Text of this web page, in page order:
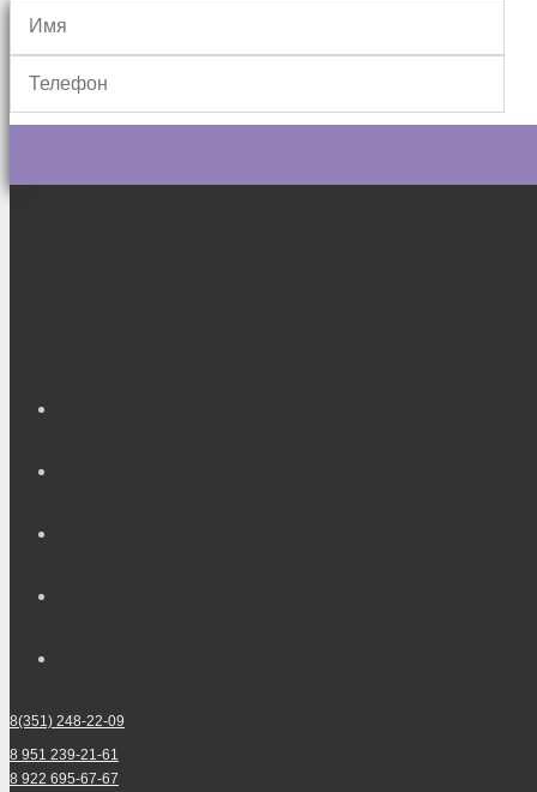
8(351) 248-22-09
8 951 239-21-61
8 922 695-67-67